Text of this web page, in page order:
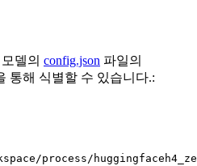
델의 config.json 파일의
통해 식별할 수 있습니다.:
process/